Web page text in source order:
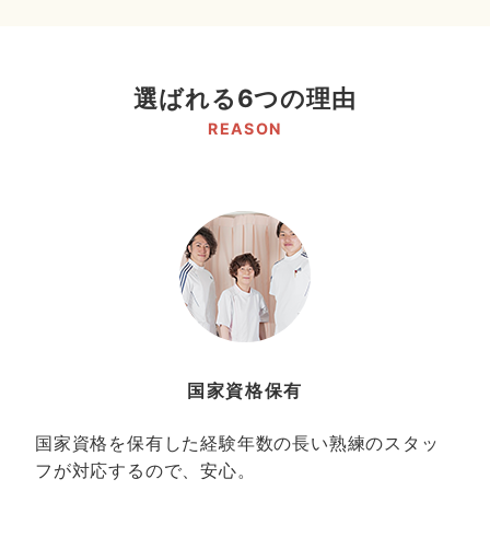
選ばれる6つの理由
REASON
国家資格保有
国家資格を保有した経験年数の長い熟練のスタッ
フが対応するので、安心。